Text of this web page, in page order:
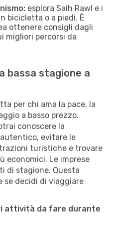
esplora Saih Rawl e i
bicicletta o a piedi. È
ottenere consigli dagli
migliori percorsi da
bassa stagione a
per chi ama la pace, la
a basso prezzo.
conoscere la
evitare le
turistiche e trovare
economici. Le imprese
di stagione. Questa
se decidi di viaggiare
attività da fare durante